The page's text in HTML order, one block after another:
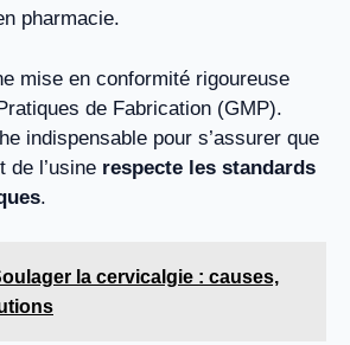
pharmacie.
mise en conformité rigoureuse
de Fabrication (GMP).
indispensable pour s’assurer que
de l’usine respecte les standards
.
la cervicalgie : causes,